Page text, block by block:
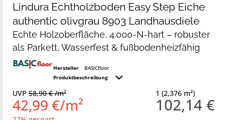
Lindura Echtholzboden Easy Step Eiche
authentic olivgrau 8903 Landhausdiele
Echte Holzoberfläche, 4.000-N-hart – robuster
als Parkett, Wasserfest & fußbodenheizfähig
Hersteller
BASICfloor
Produktbeschreibung
1 (2,376 m²)
102,14 €
UVP 58,90 € /m²
42,99 €/m²